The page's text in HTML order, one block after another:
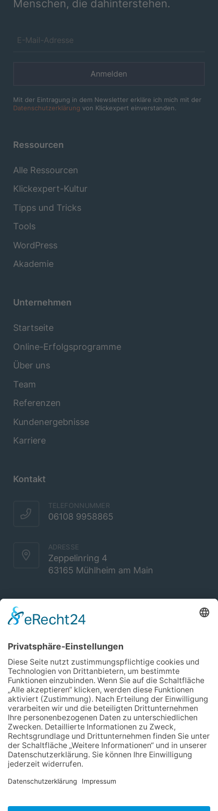
Menschen, die dahinterstehen.
Anmelden
Mit der Eintragung in dem Newsletter erkläre ich mich mit der
Datenschutzerklärung von Klickexpert einverstanden.
Ressourcen
Alle Ressourcen
Klickexpert-Kultur
Tipps und Tricks
Tools
WordPress
Akademie
Unternehmen
Startseite
Online-Erfolgsprogramme
Über uns
Team
Referenzen
Kundenergebnisse
Karriere
Kontakt
TELEFONNUMMER
06108 9958865
ADRESSE
Zeppelinring 4
63165 Mühlheim am Main
Social
Unverbindliches Erstgespräch
Termin auswählen